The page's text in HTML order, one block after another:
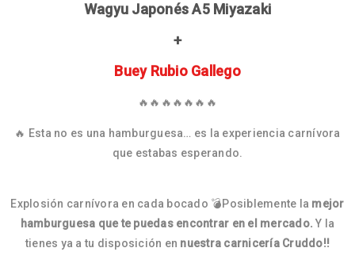
Wagyu Japonés A5 Miyazaki
+
Buey Rubio Gallego
🔥🔥🔥🔥🔥🔥🔥
🔥 Esta no es una hamburguesa… es la experiencia carnívora
que estabas esperando.
Explosión carnívora en cada bocado 💣Posiblemente la mejor
hamburguesa que te puedas encontrar en el mercado. Y la
tienes ya a tu disposición en nuestra carnicería Cruddo!!